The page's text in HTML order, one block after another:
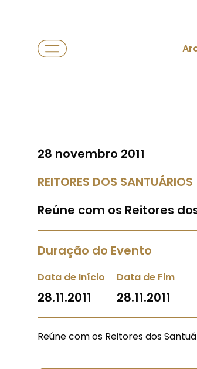
28 novembro 2011
REITORES DOS SANTUÁRIOS
Reúne com os Reitores
Duração do Evento
Data de Início
28.11.2011
Data de Fim
28.11.2011
Reúne com os Reitores dos